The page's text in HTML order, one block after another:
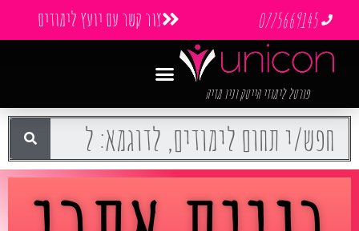
0775669145 צור קשר עם יועץ לימודים
פורטל לימודי הייטק וניו מדיה